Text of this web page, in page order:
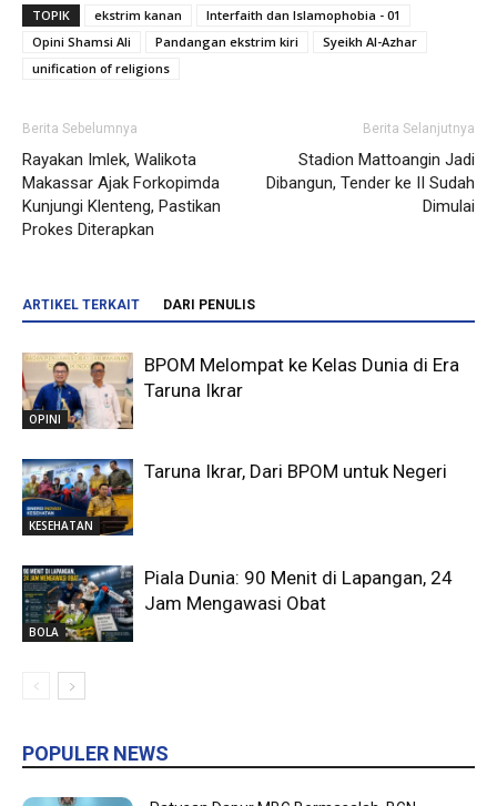
TOPIK ekstrim kanan
Interfaith dan Islamophobia - 01
Opini Shamsi Ali
Pandangan ekstrim kiri
Syeikh Al-Azhar
unification of religions
Berita Sebelumnya
Rayakan Imlek, Walikota
Makassar Ajak Forkopimda
Kunjungi Klenteng, Pastikan
Prokes Diterapkan
Berita Selanjutnya
Stadion Mattoangin Jadi
Dibangun, Tender ke II Sudah
Dimulai
ARTIKEL TERKAIT DARI PENULIS
OPINI
BPOM Melompat ke Kelas Dunia di Era
Taruna Ikrar
KESEHATAN
Taruna Ikrar, Dari BPOM untuk Negeri
BOLA
Piala Dunia: 90 Menit di Lapangan, 24
Jam Mengawasi Obat
POPULER NEWS